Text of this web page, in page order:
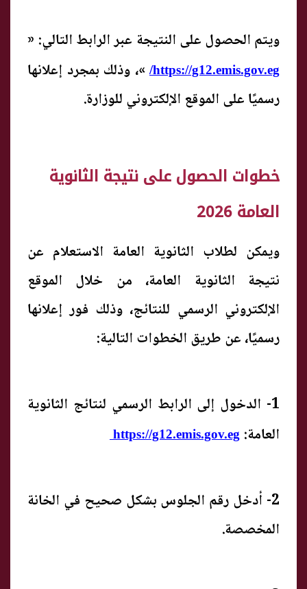
ويتم الحصول على النتيجة عبر الرابط التالي: «
https://g12.emis.gov.eg/ »، وذلك بمجرد إعلانها
رسميًا على الموقع الإلكتروني للوزارة.
خطوات الحصول على نتيجة الثانوية
العامة 2026
ويمكن لطلاب الثانوية العامة الاستعلام عن
نتيجة الثانوية العامة، من خلال الموقع
الإلكتروني الرسمي للنتائج، وذلك فور إعلانها
رسميًا، عن طريق الخطوات التالية:
1- الدخول إلى الرابط الرسمي لنتائج الثانوية
العامة: https://g12.emis.gov.eg
2- أدخل رقم الجلوس بشكل صحيح في الخانة
المخصصة.